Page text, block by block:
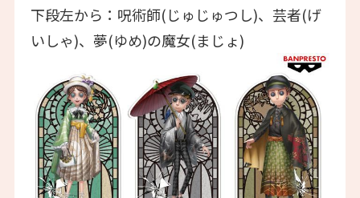
下段左から：呪術師(じゅじゅつし)、芸者(げ
いしゃ)、夢(ゆめ)の魔女(まじょ)